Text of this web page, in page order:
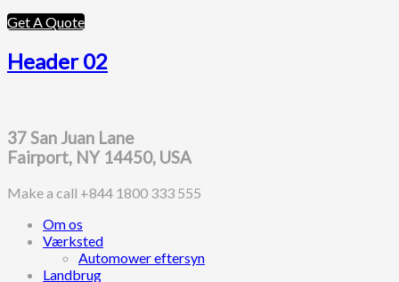
Get A Quote
Header 02
37 San Juan Lane
Fairport, NY 14450, USA
Make a call +844 1800 333 555
Om os
Værksted
Automower eftersyn
Landbrug